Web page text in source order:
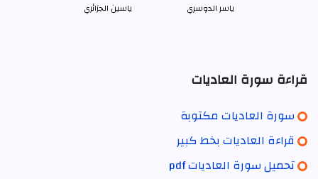
ياسر الدوسري ياسين الجزائري
قراءة سورة العاديات
سورة العاديات مكتوبة
قراءة العاديات بخط كبير
تحميل سورة العاديات pdf